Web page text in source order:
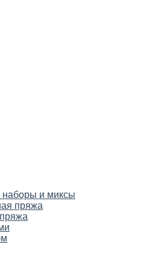
наборы и миксы
пряжа